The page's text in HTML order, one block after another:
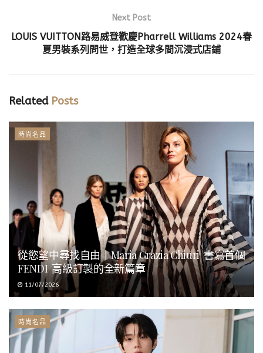
Next Post
LOUIS VUITTON路易威登歡慶Pharrell Williams 2024春
夏男裝系列問世，打造全球多間沉浸式店鋪
RelatedPosts
時尚名品
從慾望中尋找自由｜Maria Grazia Chiuri 書寫首個
FENDI 高級訂製的全新篇章
11/07/2026
時尚名品